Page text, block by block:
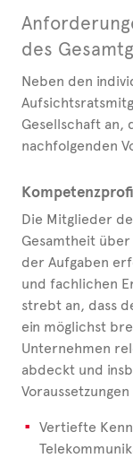
des
Neben den
Gesellschaft an,
nachfolgenden
Die Mitglieder
Gesamtheit
der Aufgaben
und fachlichen
strebt an, dass
ein möglichst
Unternehmen
abdeckt und
Vertiefte